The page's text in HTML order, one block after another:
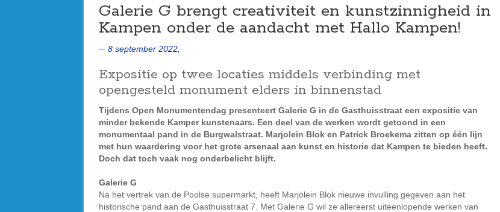
Galerie G brengt creativiteit en kunstzinnigheid in
Kampen onder de aandacht met Hallo Kampen!
8 september 2022,
Expositie op twee locaties middels verbinding met
opengesteld monument elders in binnenstad
Tijdens Open Monumentendag presenteert Galerie G in de Gasthuisstraat een expositie van
minder bekende Kamper kunstenaars. Een deel van de werken wordt getoond in een
monumentaal pand in de Burgwalstraat. Marjolein Blok en Patrick Broekema zitten op één lijn
met hun waardering voor het grote arsenaal aan kunst en historie dat Kampen te bieden heeft.
Doch dat toch vaak nog onderbelicht blijft.
Galerie G
Na het vertrek van de Poolse supermarkt, heeft Marjolein Blok nieuwe invulling gegeven aan het
historische pand aan de Gasthuisstraat 7. Met Galerie G wil ze allereerst uiteenlopende werken van